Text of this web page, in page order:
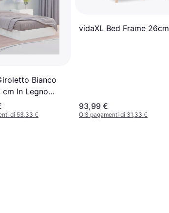
Bianco
cm In Legno
di 53,33 €
vidaXL Bed Frame 26cm
93,99 €
O 3 pagamenti di 31,33 €